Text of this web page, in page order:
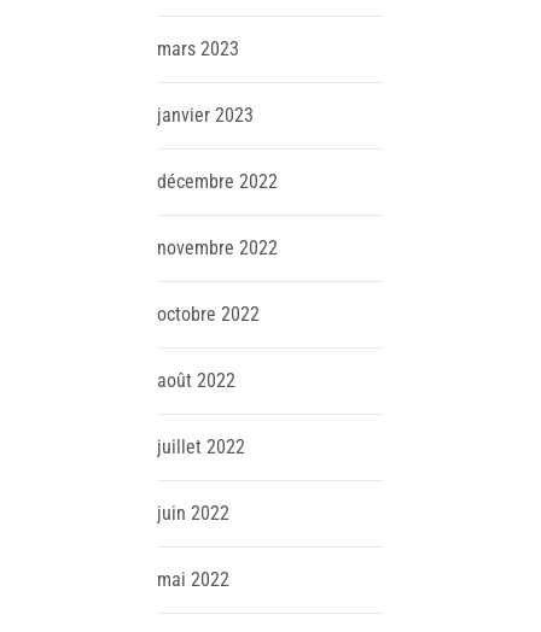
mars 2023
janvier 2023
décembre 2022
novembre 2022
octobre 2022
août 2022
juillet 2022
juin 2022
mai 2022